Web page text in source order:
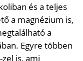
és a teljes
a magnézium is,
a
Egyre többen
is, ami